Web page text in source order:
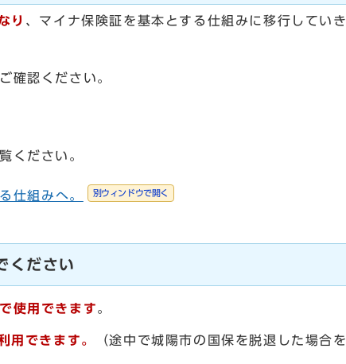
り 、マイナ保険証を基本とする仕組みに移行していき
確認ください。
ください。
仕組みへ。 別ウィンドウで開く
ください
使用できます。
用できます。
（途中で城陽市の国保を脱退した場合を